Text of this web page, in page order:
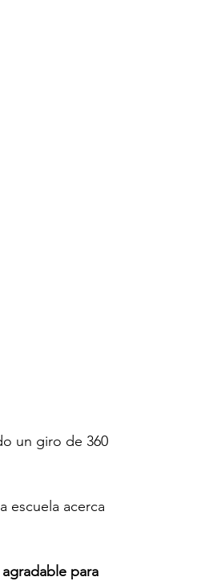
un giro de 360
escuela acerca
para